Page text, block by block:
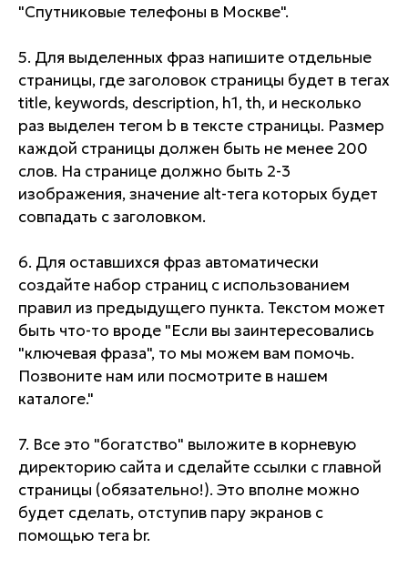
"Спутниковые телефоны в Москве".
5. Для выделенных фраз напишите отдельные
страницы, где заголовок страницы будет в тегах
title, keywords, description, h1, th, и несколько
раз выделен тегом b в тексте страницы. Размер
каждой страницы должен быть не менее 200
слов. На странице должно быть 2-3
изображения, значение alt-тега которых будет
совпадать с заголовком.
6. Для оставшихся фраз автоматически
создайте набор страниц с использованием
правил из предыдущего пункта. Текстом может
быть что-то вроде "Если вы заинтересовались
"ключевая фраза", то мы можем вам помочь.
Позвоните нам или посмотрите в нашем
каталоге."
7. Все это "богатство" выложите в корневую
директорию сайта и сделайте ссылки с главной
страницы (обязательно!). Это вполне можно
будет сделать, отступив пару экранов с
помощью тега br.